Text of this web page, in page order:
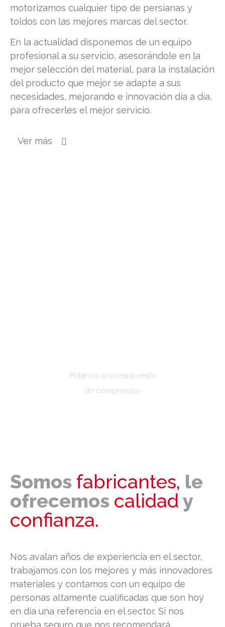
motorizamos cualquier tipo de persianas y
toldos con las mejores marcas del sector.
En la actualidad disponemos de un equipo
profesional a su servicio, asesorándole en la
mejor selección del material, para la instalación
del producto que mejor se adapte a sus
necesidades, mejorando e innovación día a día,
para ofrecerles el mejor servicio.
Ver más
Pídanos un presupuesto
sin compromiso
Somos fabricantes, le
ofrecemos calidad y
confianza.
Nos avalan años de experiencia en el sector,
trabajamos con los mejores y más innovadores
materiales y contamos con un equipo de
personas altamente cualificadas que son hoy
en día una referencia en el sector. Si nos
prueba seguro que nos recomendará.